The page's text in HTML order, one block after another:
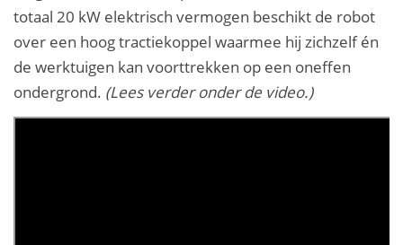
totaal 20 kW elektrisch vermogen beschikt de robot
over een hoog tractiekoppel waarmee hij zichzelf én
de werktuigen kan voorttrekken op een oneffen
ondergrond. (Lees verder onder de video.)